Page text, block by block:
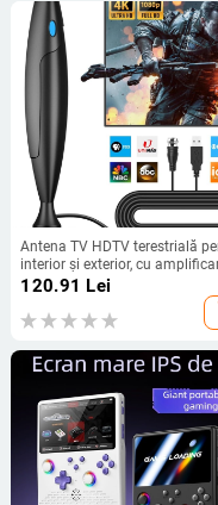
Antena TV HDTV terestrială
interior și exterior, cu
semnalului digital
120.91 Lei